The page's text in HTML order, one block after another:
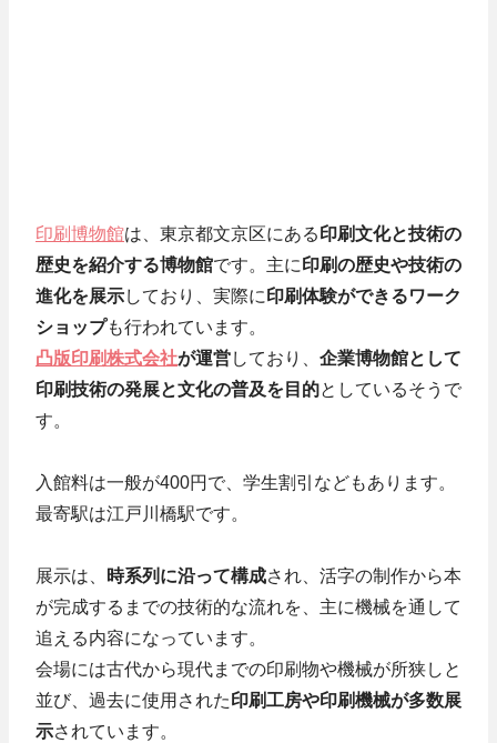
印刷博物館は、東京都文京区にある印刷文化と技術の
歴史を紹介する博物館です。主に印刷の歴史や技術の
進化を展示しており、実際に印刷体験ができるワーク
ショップも行われています。
凸版印刷株式会社が運営しており、 企業博物館として
印刷技術の発展と文化の普及を目的としているそうで
す。
入館料は一般が400円で、学生割引などもあります。
最寄駅は江戸川橋駅です。
展示は、 時系列に沿って構成され、活字の制作から本
が完成するまでの技術的な流れを、主に機械を通して
追える内容になっています。
会場には古代から現代までの印刷物や機械が所狭しと
並び、過去に使用された印刷工房や印刷機械が多数展
示されています。